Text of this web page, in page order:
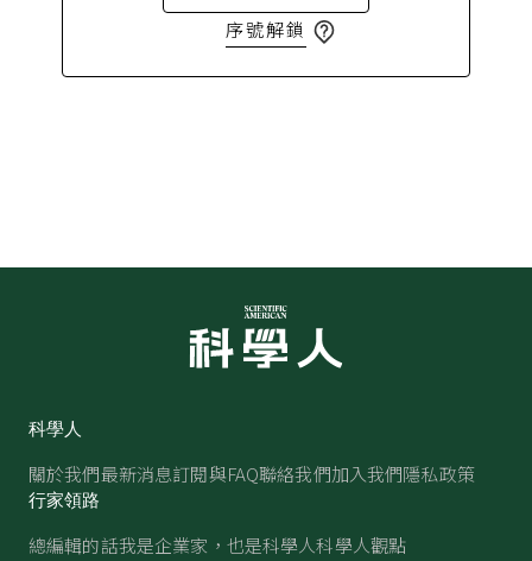
序號解鎖
科學人
關於我們最新消息訂閱與FAQ聯絡我們加入我們隱私政策
行家領路
總編輯的話我是企業家，也是科學人科學人觀點